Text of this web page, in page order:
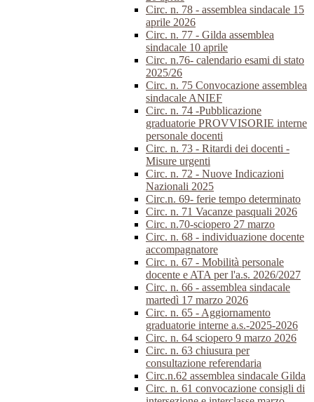
Circ. n. 78 - assemblea sindacale 15
aprile 2026
Circ. n. 77 - Gilda assemblea
sindacale 10 aprile
Circ. n.76- calendario esami di stato
2025/26
Circ. n. 75 Convocazione assemblea
sindacale ANIEF
Circ. n. 74 -Pubblicazione
graduatorie PROVVISORIE interne
personale docenti
Circ. n. 73 - Ritardi dei docenti -
Misure urgenti
Circ. n. 72 - Nuove Indicazioni
Nazionali 2025
Circ.n. 69- ferie tempo determinato
Circ. n. 71 Vacanze pasquali 2026
Circ. n.70-sciopero 27 marzo
Circ. n. 68 - individuazione docente
accompagnatore
Circ. n. 67 - Mobilità personale
docente e ATA per l'a.s. 2026/2027
Circ. n. 66 - assemblea sindacale
martedì 17 marzo 2026
Circ. n. 65 - Aggiornamento
graduatorie interne a.s.-2025-2026
Circ. n. 64 sciopero 9 marzo 2026
Circ. n. 63 chiusura per
consultazione referendaria
Circ.n.62 assemblea sindacale Gilda
Circ. n. 61 convocazione consigli di